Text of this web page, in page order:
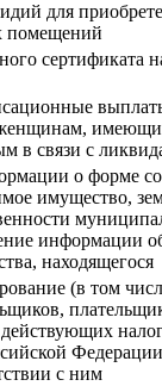
для
помещений
сертификата
в связи с
о форме
имущество,
информации
находящегося
(в том
с ним